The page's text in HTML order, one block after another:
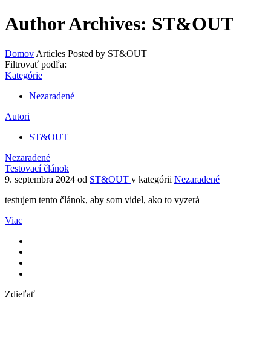
Author Archives: ST&OUT
Domov Articles Posted by ST&OUT
Filtrovať podľa:
Kategórie
Nezaradené
Autori
ST&OUT
Nezaradené
Testovací článok
9. septembra 2024 od ST&OUT v kategórii Nezaradené
testujem tento článok, aby som videl, ako to vyzerá
Viac
Zdieľať